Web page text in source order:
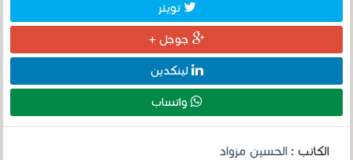
تويتر
جوجل +
لينكدين
واتساب
الكاتب :الحسين مزواد